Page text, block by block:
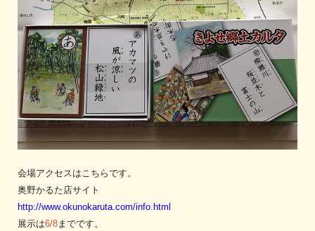
会場アクセスはこちらです。
奥野かるた店サイト
http://www.okunokaruta.com/info.html
展示は6/8 までです。